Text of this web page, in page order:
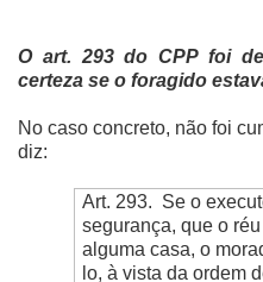
O art. 293 do CPP foi
certeza se o foragido
No caso concreto, não foi
diz:
Art. 293. Se o
segurança, que o
alguma casa, o
lo, à vista da ordem